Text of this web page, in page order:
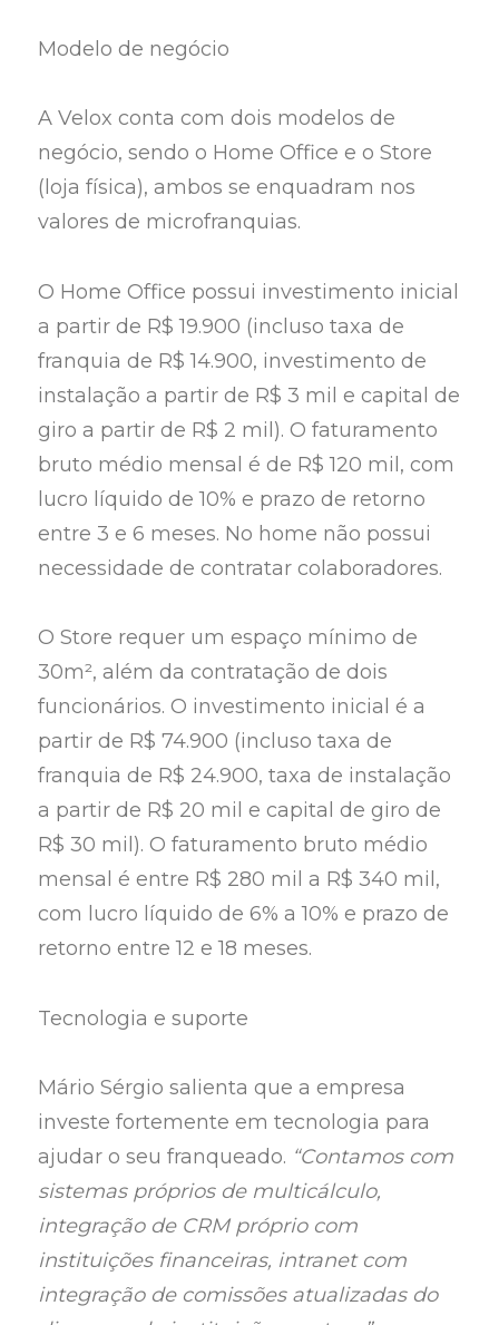
Modelo de negócio
A Velox conta com dois modelos de
negócio, sendo o Home Office e o Store
(loja física), ambos se enquadram nos
valores de microfranquias.
O Home Office possui investimento inicial
a partir de R$ 19.900 (incluso taxa de
franquia de R$ 14.900, investimento de
instalação a partir de R$ 3 mil e capital de
giro a partir de R$ 2 mil). O faturamento
bruto médio mensal é de R$ 120 mil, com
lucro líquido de 10% e prazo de retorno
entre 3 e 6 meses. No home não possui
necessidade de contratar colaboradores.
O Store requer um espaço mínimo de
30m², além da contratação de dois
funcionários. O investimento inicial é a
partir de R$ 74.900 (incluso taxa de
franquia de R$ 24.900, taxa de instalação
a partir de R$ 20 mil e capital de giro de
R$ 30 mil). O faturamento bruto médio
mensal é entre R$ 280 mil a R$ 340 mil,
com lucro líquido de 6% a 10% e prazo de
retorno entre 12 e 18 meses.
Tecnologia e suporte
Mário Sérgio salienta que a empresa
investe fortemente em tecnologia para
ajudar o seu franqueado. “Contamos com
sistemas próprios de multicálculo,
integração de CRM próprio com
instituições financeiras, intranet com
integração de comissões atualizadas do